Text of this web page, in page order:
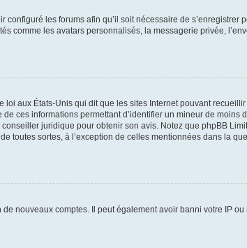
les forums afin qu’il soit nécessaire de
comme les avatars personnalisés, la messagerie privée,
loi aux États-Unis qui dit que les sites Internet pouvant
ces informations permettant d’identifier un mineur de moins
juridique pour obtenir son avis. Notez que phpBB
toutes sortes, à l’exception de celles mentionnées dans la
nouveaux comptes. Il peut également avoir banni votre IP